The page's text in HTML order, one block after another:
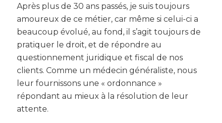
Après plus de 30 ans passés, je suis toujours
amoureux de ce métier, car même si celui-ci a
beaucoup évolué, au fond, il s’agit toujours de
pratiquer le droit, et de répondre au
questionnement juridique et fiscal de nos
clients. Comme un médecin généraliste, nous
leur fournissons une « ordonnance »
répondant au mieux à la résolution de leur
attente.